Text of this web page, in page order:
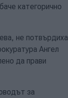
категорично
не потвърдиха
Ангел
да прави
за